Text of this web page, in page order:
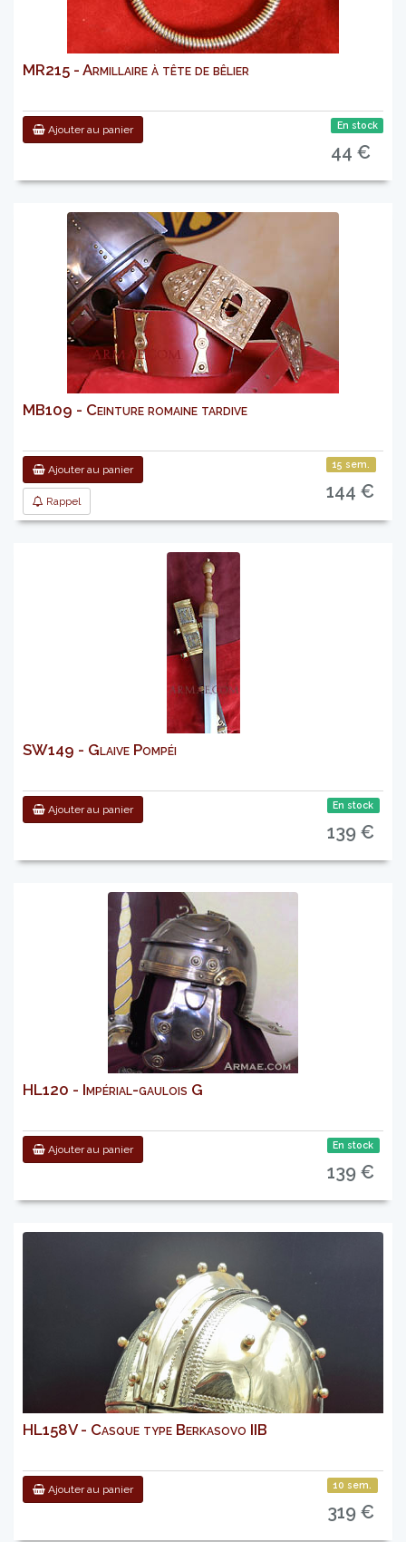
MR215 - Armillaire à tête de bêlier
Ajouter au panier En stock
44 €
MB109 - Ceinture romaine tardive
Ajouter au panier
Rappel
15 sem.
144 €
SW149 - Glaive Pompéi
Ajouter au panier En stock
139 €
HL120 - Impérial-gaulois G
Ajouter au panier En stock
139 €
HL158V - Casque type Berkasovo IIB
Ajouter au panier 10 sem.
319 €